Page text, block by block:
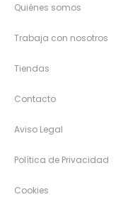
Quiénes somos
Trabaja con nosotros
Tiendas
Contacto
Aviso Legal
Política de Privacidad
Cookies